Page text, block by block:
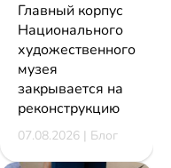
Главный корпус
Национального
художественного
музея
закрывается на
реконструкцию
07.08.2026 | Блог